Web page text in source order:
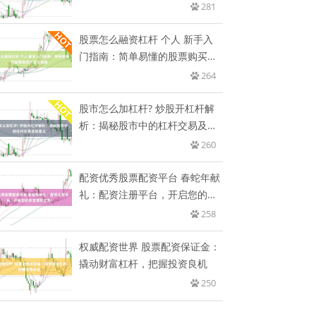
281
股票怎么融资杠杆 个人 新手入
门指南：简单易懂的股票购买方
264
股市怎么加杠杆? 炒股开杠杆解
析：揭秘股市中的杠杆交易及其
260
配资优秀股票配资平台 春蛇年献
礼：配资注册平台，开启您的财
258
权威配资世界 股票配资保证金：
撬动财富杠杆，把握投资良机
250